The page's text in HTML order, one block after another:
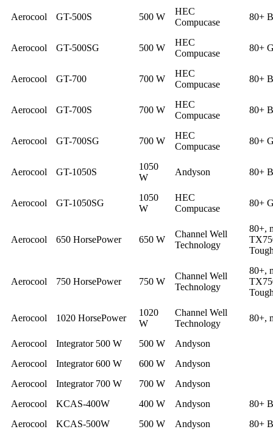
Aerocool GT-500S 500 W
HEC
Compucase
80+
Aerocool GT-500SG 500 W
HEC
Compucase
80+
Aerocool GT-700 700 W
HEC
Compucase
80+
Aerocool GT-700S 700 W
HEC
Compucase
80+
Aerocool GT-700SG 700 W
HEC
Compucase
80+
Aerocool GT-1050S
1050
W
Andyson 80+
Aerocool GT-1050SG
1050
W
HEC
Compucase
80+
Aerocool 650 HorsePower 650 W
Channel Well
Technology
80+,
Aerocool 750 HorsePower 750 W
Channel Well
Technology
80+,
Aerocool 1020 HorsePower
1020
W
Channel Well
Technology
80+,
Aerocool Integrator 500 W 500 W
Andyson
Aerocool
Integrator 600 W 600 W
Andyson
Aerocool
Integrator 700 W 700 W
Andyson
Aerocool
KCAS-400W 400 W Andyson
80+
Aerocool
KCAS-500W 500 W Andyson 80+